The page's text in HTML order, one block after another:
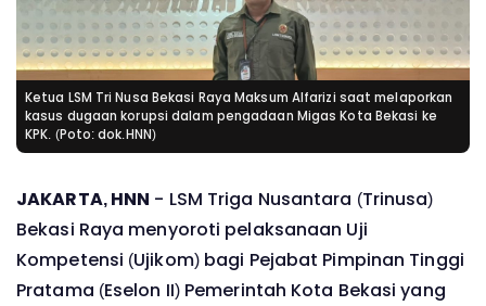
Ketua LSM Tri Nusa Bekasi Raya Maksum Alfarizi saat melaporkan
kasus dugaan korupsi dalam pengadaan Migas Kota Bekasi ke
KPK. (Poto: dok.HNN)
JAKARTA, HNN - LSM Triga Nusantara (Trinusa)
Bekasi Raya menyoroti pelaksanaan Uji
Kompetensi (Ujikom) bagi Pejabat Pimpinan Tinggi
Pratama (Eselon II) Pemerintah Kota Bekasi yang